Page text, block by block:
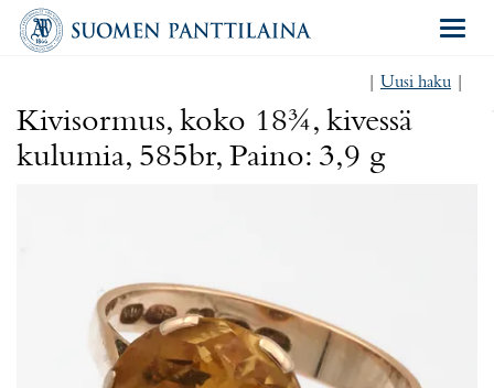
Uusi haku
Kivisormus, koko 18¾, kivessä
kulumia, 585br, Paino: 3,9 g